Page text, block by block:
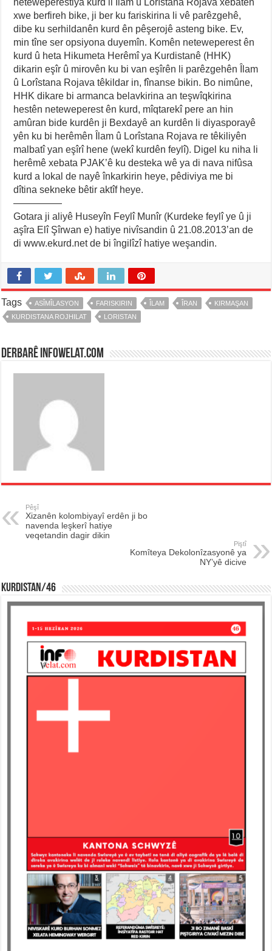
xwe berfireh bike, ji ber ku fariskirina li vê parêzgehê,
dibe ku serhildanên kurd ên pêşerojê asteng bike. Ev,
min tîne ser opsiyona duyemîn. Komên neteweperest ên
kurd û heta Hikumeta Herêmî ya Kurdistanê (HHK)
dikarin eşîr û mirovên ku bi van eşîrên li parêzgehên Îlam
û Lorîstana Rojava têkildar in, fînanse bikin. Bo nimûne,
HHK dikare bi armanca belavkirina an teşwîqkirina
hestên neteweperest ên kurd, mîqtarekî pere an hin
amûran bide kurdên ji Bexdayê an kurdên li diyasporayê
yên ku bi herêmên Îlam û Lorîstana Rojava re têkiliyên
malbatî yan eşîrî hene (wekî kurdên feylî). Digel ku niha li
herêmê xebata PJAK’ê ku desteka wê ya di nava nifûsa
kurd a lokal de nayê înkarkirin heye, pêdiviya me bi
dîtina sekneke bêtir aktîf heye.
—————
Gotara ji aliyê Huseyîn Feylî Munîr (Kurdeke feylî ye û ji
aşîra Elî Şîrwan e) hatiye nivîsandin û 21.08.2013’an de
di www.ekurd.net de bi îngilîzî hatiye weşandin.
Tags ASÎMÎLASYON FARISKIRIN ÎLAM ÎRAN
KIRMAŞAN
KURDISTANA ROJHILAT
LORISTAN
Derbarê infowelat.com
Pêşî
Xizanên kolombiyayî erdên ji bo
navenda leşkerî hatiye
veqetandin dagir dikin
Piştî
Komîteya Dekolonîzasyonê ya
NY’yê dicive
KURDISTAN/46